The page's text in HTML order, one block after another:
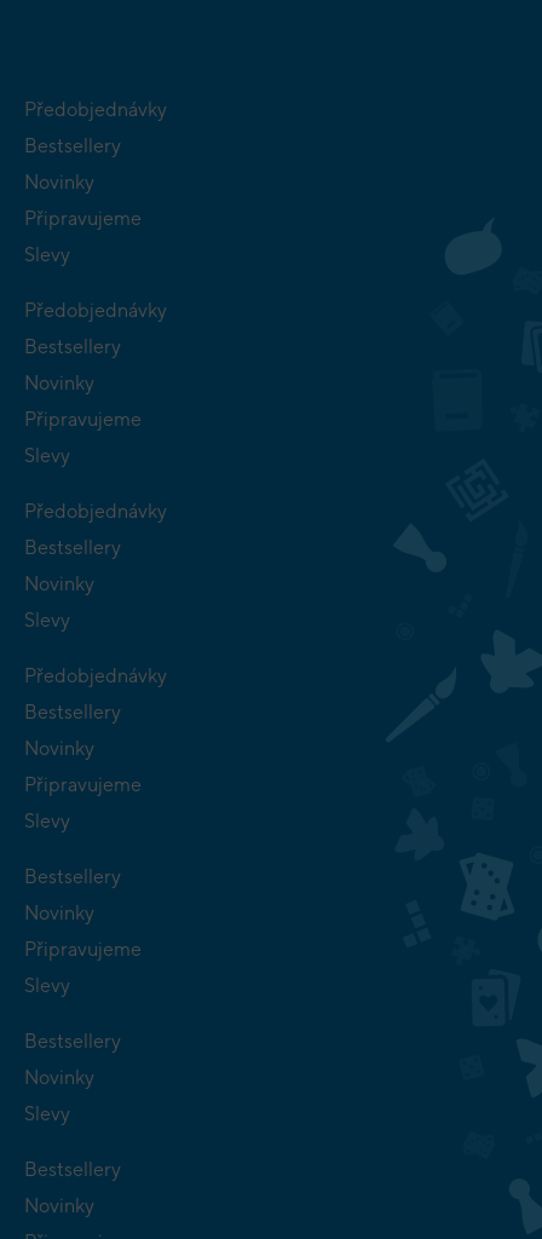
Předobjednávky
Bestsellery
Novinky
Připravujeme
Slevy
Předobjednávky
Bestsellery
Novinky
Připravujeme
Slevy
Předobjednávky
Bestsellery
Novinky
Slevy
Předobjednávky
Bestsellery
Novinky
Připravujeme
Slevy
Bestsellery
Novinky
Připravujeme
Slevy
Bestsellery
Novinky
Slevy
Bestsellery
Novinky